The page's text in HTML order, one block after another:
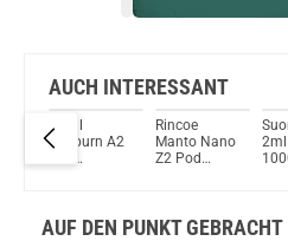
SMOK Propod 800mAh 2ml
Du willst Kröten sparen?
Schau mal hier!
Dovpo Ayce Pro Pod
AUCH INTERESSANT
Uwell
Caliburn A2
Rincoe
Manto Nano
Z2 Pod
2ml
AUF DEN PUNKT GEBRACHT